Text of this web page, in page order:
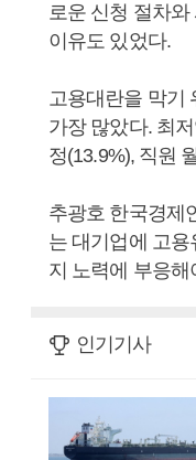
로운 신청 절차와
이유도 있었다.
고용대란을 막기
가장 많았다. 최
정(13.9%), 직원
추광호 한국경제
는 대기업에 고
지 노력에 부응해
인기기사